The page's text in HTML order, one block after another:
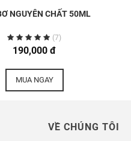
NGUYÊN CHẤT 50ML
(7)
190,000 đ
MUA NGAY
VỀ CHÚNG TÔI